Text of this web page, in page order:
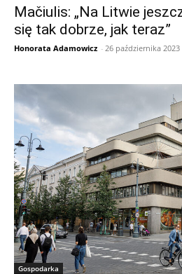
Mačiulis: „Na Litwie
się tak dobrze, jak teraz”
Honorata Adamowicz - 26 października 2023
Gospodarka